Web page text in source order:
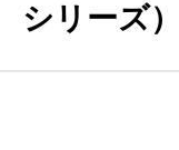
シリーズ）